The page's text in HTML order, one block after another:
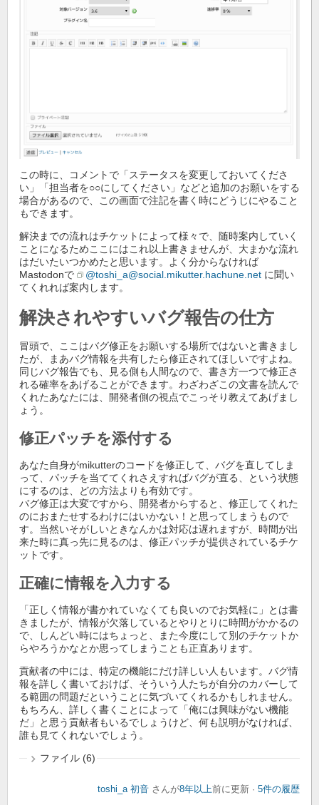
この時に、コメントで「ステータスを変更しておいてくださ
い」「担当者を○○にしてください」などと追加のお願いをする
場合があるので、この画面で注記を書く時にどうじにやること
もできます。
解決までの流れはチケットによって様々で、随時案内していく
ことになるためここにはこれ以上書きませんが、大まかな流れ
はだいたいつかめたと思います。よく分からなければ
Mastodonで
@toshi_a@social.mikutter.hachune.net に聞い
てくれれば案内します。
解決されやすいバグ報告の仕方
冒頭で、ここはバグ修正をお願いする場所ではないと書きまし
たが、まあバグ情報を共有したら修正されてほしいですよね。
同じバグ報告でも、見る側も人間なので、書き方一つで修正さ
れる確率をあげることができます。わざわざこの文書を読んで
くれたあなたには、開発者側の視点でこっそり教えてあげまし
ょう。
修正パッチを添付する
あなた自身がmikutterのコードを修正して、バグを直してしま
って、パッチを当ててくれさえすればバグが直る、という状態
にするのは、どの方法よりも有効です。
バグ修正は大変ですから、開発者からすると、修正してくれた
のにおまたせするわけにはいかない！と思ってしまうもので
す。当然いそがしいときなんかは対応は遅れますが、時間が出
来た時に真っ先に見るのは、修正パッチが提供されているチケ
ットです。
正確に情報を入力する
「正しく情報が書かれていなくても良いのでお気軽に」とは書
きましたが、情報が欠落しているとやりとりに時間がかかるの
で、しんどい時にはちょっと、また今度にして別のチケットか
らやろうかなとか思ってしまうことも正直あります。
貢献者の中には、特定の機能にだけ詳しい人もいます。バグ情
報を詳しく書いておけば、そういう人たちが自分のカバーして
る範囲の問題だということに気づいてくれるかもしれません。
もちろん、詳しく書くことによって「俺には興味がない機能
だ」と思う貢献者もいるでしょうけど、何も説明がなければ、
誰も見てくれないでしょう。
ファイル (6)
toshi_a 初音 さんが8年以上前に更新 · 5件の履歴